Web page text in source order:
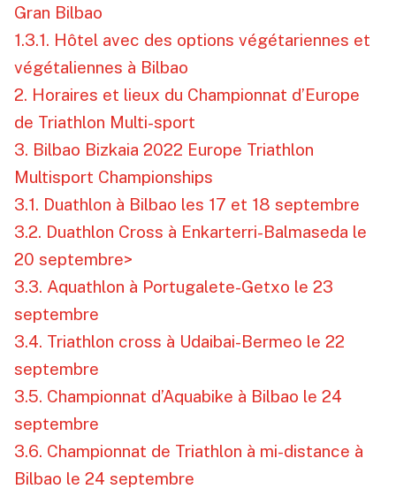
Gran Bilbao
1.3.1. Hôtel avec des options végétariennes et
végétaliennes à Bilbao
2. Horaires et lieux du Championnat d’Europe
de Triathlon Multi-sport
3. Bilbao Bizkaia 2022 Europe Triathlon
Multisport Championships
3.1. Duathlon à Bilbao les 17 et 18 septembre
3.2. Duathlon Cross à Enkarterri-Balmaseda le
20 septembre>
3.3. Aquathlon à Portugalete-Getxo le 23
septembre
3.4. Triathlon cross à Udaibai-Bermeo le 22
septembre
3.5. Championnat d’Aquabike à Bilbao le 24
septembre
3.6. Championnat de Triathlon à mi-distance à
Bilbao le 24 septembre